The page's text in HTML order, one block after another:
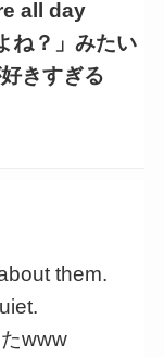
all day
ね？」みたい
きすぎる
them.
www